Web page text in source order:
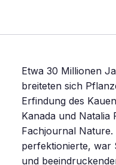
Etwa 30 Millionen
breiteten sich
Erfindung des
Kanada und
Fachjournal Nature.
perfektionierte, war
und